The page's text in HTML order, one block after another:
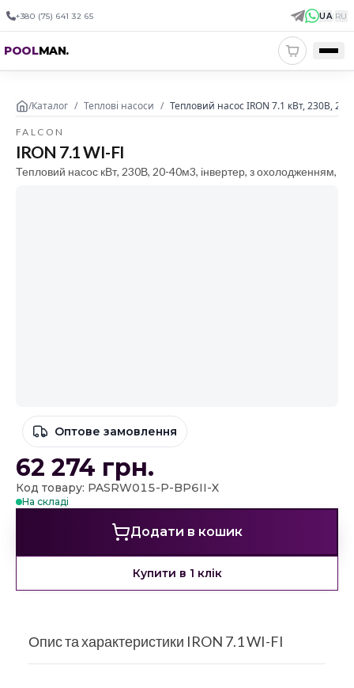
+380 (75) 641 32 65 UA| RU
POOLMAN.
/Каталог / Теплові насоси / Тепловий насос IRON 7.1 кВт, 230В,
FALCON
IRON 7.1 WI-FI
Тепловий насос кВт, 230В, 20-40м3, інвертер, з охолодженням,
Оптове замовлення
62 274 грн.
Код товару: PASRW015-P-BP6II-X
На складі
Додати в кошик
Купити в 1 клік
Опис та характеристики IRON 7.1 WI-FI